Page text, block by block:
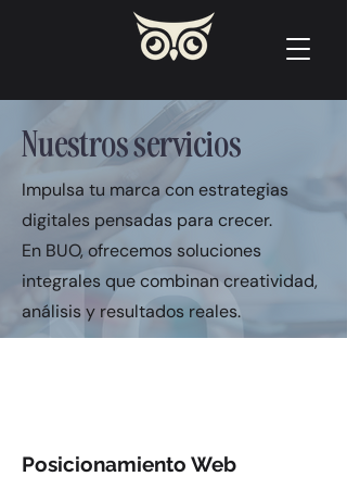
Nuestros servicios
Impulsa tu marca con estrategias
digitales pensadas para crecer.
En BUO, ofrecemos soluciones
integrales que combinan creatividad,
análisis y resultados reales.
Posicionamiento Web